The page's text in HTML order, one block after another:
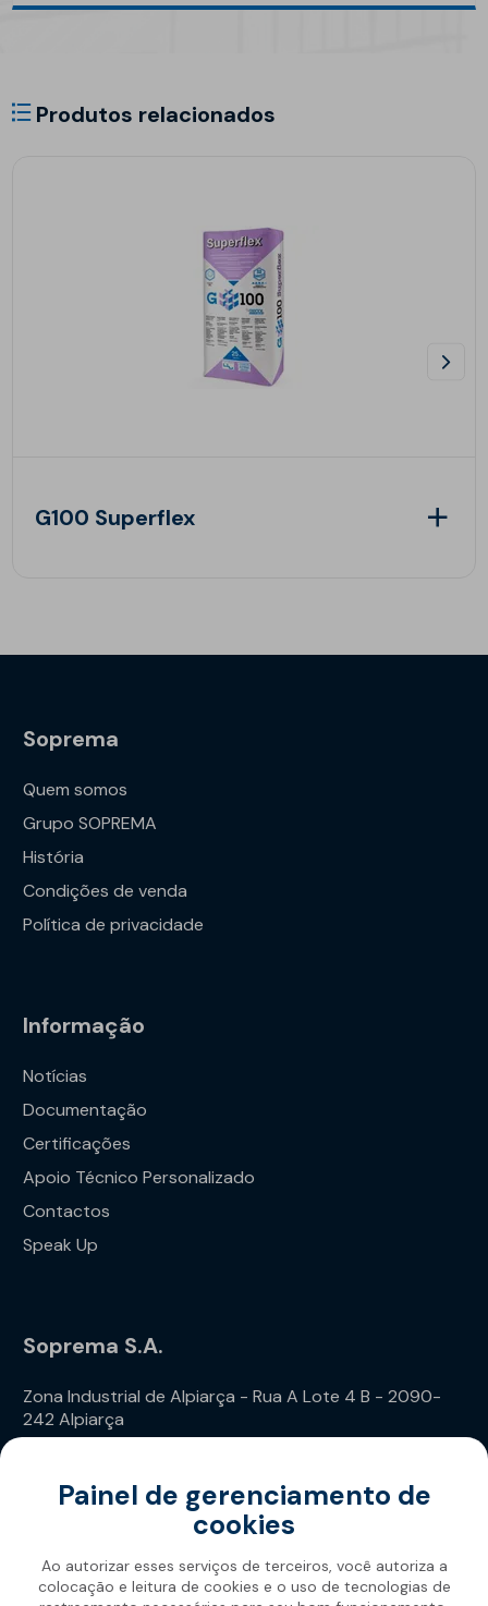
Produtos relacionados
G100 Superflex
Soprema
Quem somos
Grupo SOPREMA
História
Condições de venda
Política de privacidade
Informação
Notícias
Documentação
Certificações
Apoio Técnico Personalizado
Contactos
Speak Up
Soprema S.A.
Zona Industrial de Alpiarça - Rua A Lote 4 B - 2090-
242 Alpiarça
Painel de gerenciamento de
cookies
Ao autorizar esses serviços de terceiros, você autoriza a
colocação e leitura de cookies e o uso de tecnologias de